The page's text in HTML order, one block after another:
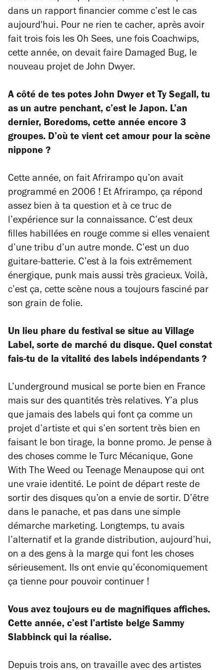
dans un rapport financier comme c’est le cas
aujourd'hui. Pour ne rien te cacher, après avoir
fait trois fois les Oh Sees, une fois Coachwips,
cette année, on devait faire Damaged Bug, le
nouveau projet de John Dwyer.
A côté de tes potes John Dwyer et Ty Segall, tu
as un autre penchant, c’est le Japon. L’an
dernier, Boredoms, cette année encore 3
groupes. D’où te vient cet amour pour la scène
nippone ?
Cette année, on fait Afrirampo qu’on avait
programmé en 2006 ! Et Afrirampo, ça répond
assez bien à ta question et à ce truc de
l’expérience sur la connaissance. C’est deux
filles habillées en rouge comme si elles venaient
d’une tribu d’un autre monde. C’est un duo
guitare-batterie. C’est à la fois extrêmement
énergique, punk mais aussi très gracieux. Voilà,
c’est ça, cette scène nous a toujours fasciné par
son grain de folie.
Un lieu phare du festival se situe au Village
Label, sorte de marché du disque. Quel constat
fais-tu de la vitalité des labels indépendants ?
L’underground musical se porte bien en France
mais sur des quantités très relatives. Y’a plus
que jamais des labels qui font ça comme un
projet d’artiste et qui s’en sortent très bien en
faisant le bon tirage, la bonne promo. Je pense à
des choses comme le Turc Mécanique, Gone
With The Weed ou Teenage Menaupose qui ont
une vraie identité. Le point de départ reste de
sortir des disques qu’on a envie de sortir. D’être
dans le panache, et pas dans une simple
démarche marketing. Longtemps, tu avais
l’alternatif et la grande distribution, aujourd’hui,
on a des gens à la marge qui font les choses
sérieusement. Ils ont envie qu’économiquement
ça tienne pour pouvoir continuer !
Vous avez toujours eu de magnifiques affiches.
Cette année, c’est l’artiste belge Sammy
Slabbinck qui la réalise.
Depuis trois ans, on travaille avec des artistes